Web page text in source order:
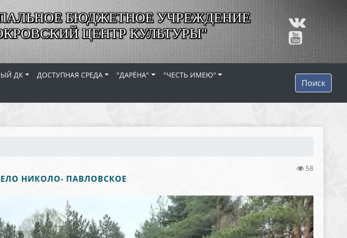
БЮДЖЕТНОЕ УЧРЕЖДЕНИЕ
ЦЕНТР КУЛЬТУРЫ"
ДК ДОСТУПНАЯ СРЕДА "ДАРЁНА"
"ЧЕСТЬ ИМЕЮ"
Поиск
58
НИКОЛО- ПАВЛОВСКОЕ